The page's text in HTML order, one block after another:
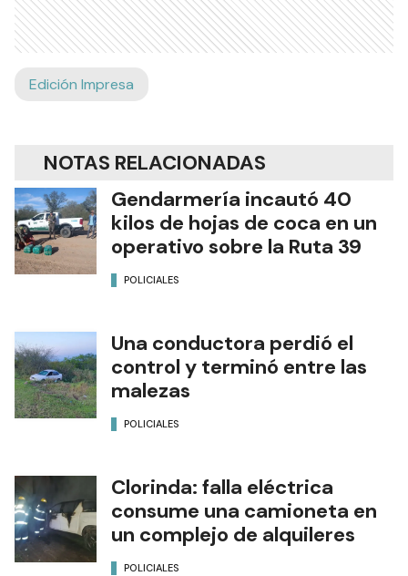
Edición Impresa
NOTAS RELACIONADAS
Gendarmería incautó 40
kilos de hojas de coca en un
operativo sobre la Ruta 39
POLICIALES
Una conductora perdió el
control y terminó entre las
malezas
POLICIALES
Clorinda: falla eléctrica
consume una camioneta en
un complejo de alquileres
POLICIALES